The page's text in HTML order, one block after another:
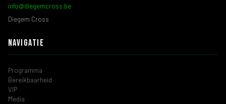
info@diegemcross.be
Diegem Cross
Navigatie
Programma
Bereikbaarheid
VIP
Media